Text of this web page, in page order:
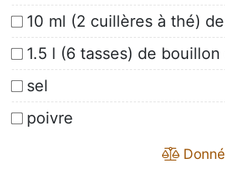
10 ml (2 cuillères à thé) de
1.5 l (6 tasses) de
sel
poivre